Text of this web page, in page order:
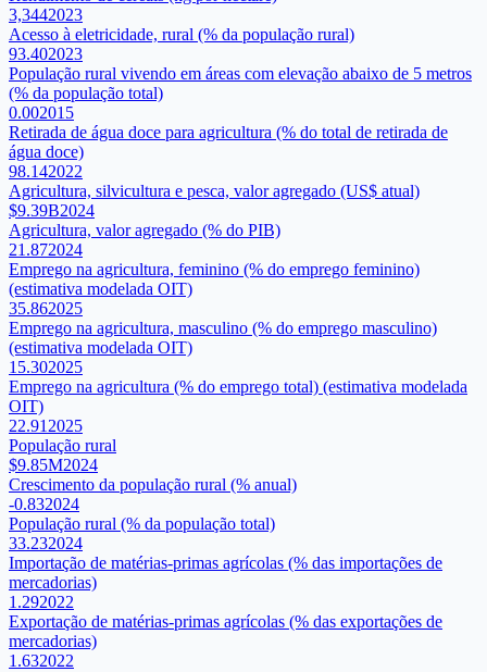
3,3442023
Acesso à eletricidade, rural (% da população rural)
93.402023
População rural vivendo em áreas com elevação abaixo de 5 metros
(% da população total)
0.002015
Retirada de água doce para agricultura (% do total de retirada de
água doce)
98.142022
Agricultura, silvicultura e pesca, valor agregado (US$ atual)
$9.39B2024
Agricultura, valor agregado (% do PIB)
21.872024
Emprego na agricultura, feminino (% do emprego feminino)
(estimativa modelada OIT)
35.862025
Emprego na agricultura, masculino (% do emprego masculino)
(estimativa modelada OIT)
15.302025
Emprego na agricultura (% do emprego total) (estimativa modelada
OIT)
22.91 2025
População rural
$9.85M2024
Crescimento da população rural (% anual)
-0.832024
População rural (% da população total)
33.232024
Importação de matérias-primas agrícolas (% das importações de
mercadorias)
1.292022
Exportação de matérias-primas agrícolas (% das exportações de
mercadorias)
1.632022